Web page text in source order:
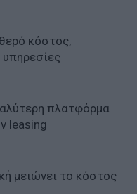
κόστος,
πλατφόρμα
leasing
μειώνει το κόστος